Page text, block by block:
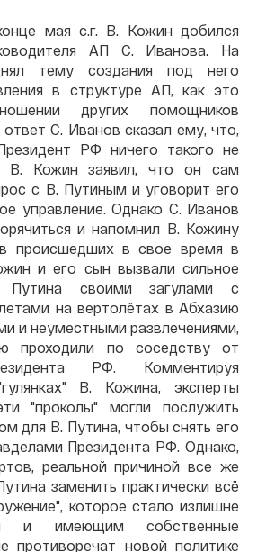
мая с.г. В. Кожин добился
АП С. Иванова. На
тему создания под него
в структуре АП, как это
других помощников
С. Иванов сказал ему, что,
РФ ничего такого не
В. Кожин заявил, что он сам
с В. Путиным и уговорит его
управление. Однако С. Иванов
и напомнил В. Кожину
происшедших в свое время в
и его сын вызвали сильное
Путина своими загулами с
на вертолётах в Абхазию
и неуместными развлечениями,
проходили по соседству от
РФ. Комментируя
В. Кожина, эксперты
"проколы" могли послужить
для В. Путина, чтобы снять его
Президента РФ. Однако,
реальной причиной все же
заменить практически всё
которое стало излишне
и имеющим собственные
противоречат новой политике